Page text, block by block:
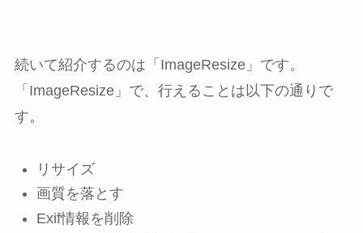
続いて紹介するのは「ImageResize」です。
「ImageResize」で、行えることは以下の通りで
す。
リサイズ
画質を落とす
Exif情報を削除